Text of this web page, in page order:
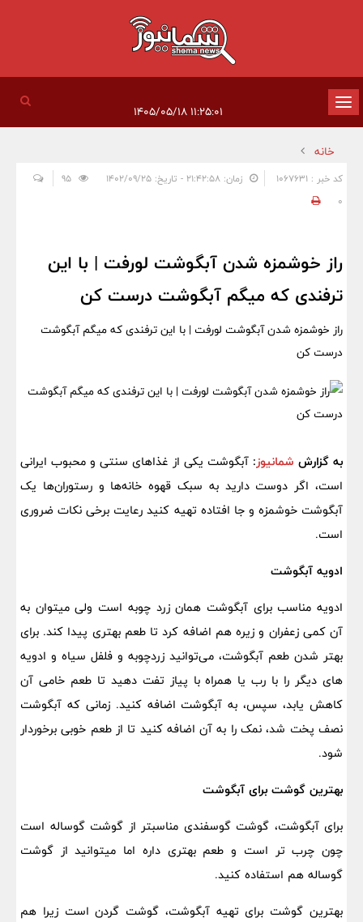
تغییر
وضعیت
ناوبری
خانه
کد خبر : 1067631 زمان: ۲۱:۴۲:۵۸ - تاریخ: ۱۴۰۲/۰۹/۲۵
0
راز خوشمزه شدن آبگوشت لورفت | با این
ترفندی که میگم آبگوشت درست کن
راز خوشمزه شدن آبگوشت لورفت | با این ترفندی که میگم آبگوشت
درست کن
به گزارش شمانیوز: آبگوشت یکی از غذاهای سنتی و محبوب ایرانی
است، اگر دوست دارید به سبک قهوه خانه‌ها و رستوران‌ها یک
آبگوشت خوشمزه و جا افتاده تهیه کنید رعایت برخی نکات ضروری
است.
ادویه آبگوشت
ادویه مناسب برای آبگوشت همان زرد چوبه است ولی میتوان به
آن کمی زعفران و زیره هم اضافه کرد تا طعم بهتری پیدا کند. برای
بهتر شدن طعم آبگوشت، می‌توانید زردچوبه و فلفل سیاه و ادویه
های دیگر را با رب یا همراه با پیاز تفت دهید تا طعم خامی آن
کاهش یابد، سپس، به آبگوشت اضافه کنید. زمانی که آبگوشت
نصف پخت شد، نمک را به آن اضافه کنید تا از طعم خوبی برخوردار
شود.
بهترین گوشت برای آبگوشت
برای آبگوشت، گوشت گوسفندی مناسبتر از گوشت گوساله است
چون چرب تر است و طعم بهتری داره اما میتوانید از گوشت
گوساله هم استفاده کنید.
بهترین گوشت برای تهیه آبگوشت، گوشت گردن است زیرا هم